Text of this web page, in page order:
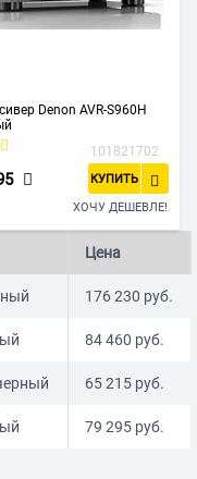
Denon AVR-S960H
101821702
КУПИТЬ
ХОЧУ ДЕШЕВЛЕ!
Цена
176 230 руб.
84 460 руб.
65 215 руб.
79 295 руб.